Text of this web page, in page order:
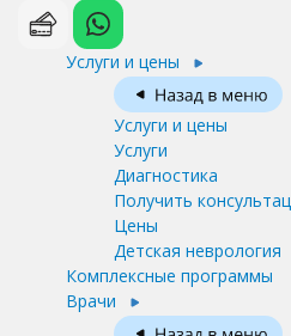
Услуги и цены
Услуги и цены
Услуги
Диагностика
Получить
Цены
Детская неврология
Комплексные программы
Врачи